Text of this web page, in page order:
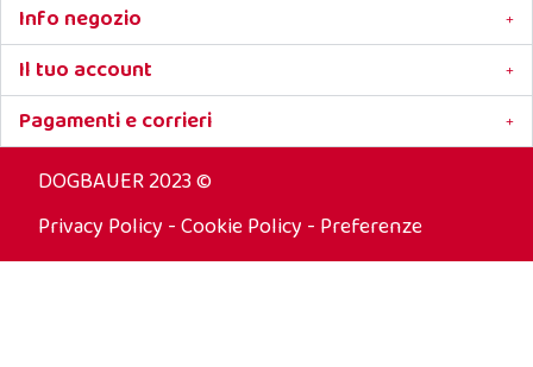
Info negozio
Il tuo account
Pagamenti e corrieri
DOGBAUER 2023 ©
Privacy Policy -Cookie Policy - Preferenze